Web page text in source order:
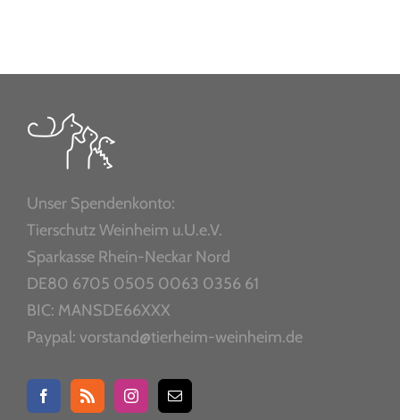
Unser Spendenkonto:
Tierschutz Weinheim u.U.e.V.
Sparkasse Rhein-Neckar Nord
DE80 6705 0505 0063 0356 61
BIC: MANSDE66XXX
Paypal: vorstand@tierheim-weinheim.de